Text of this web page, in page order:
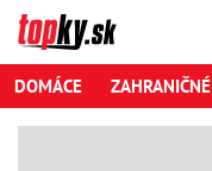
DOMÁCE ZAHRANIČNÉ